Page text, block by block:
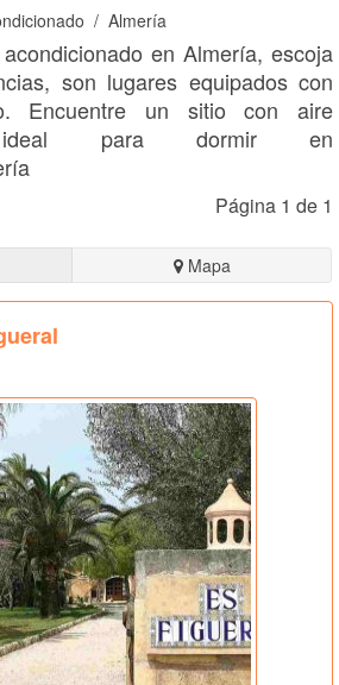
Almería
en Almería, escoja
son lugares equipados con
Encuentre un sitio con aire
ideal para dormir en
Página 1 de 1
Mapa